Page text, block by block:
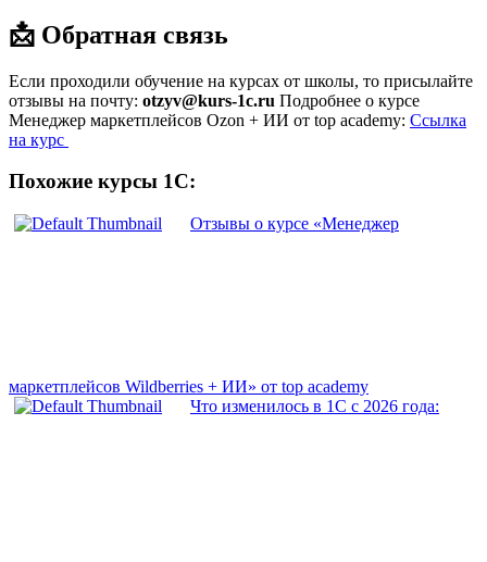
📩 Обратная связь
Если проходили обучение на курсах от школы, то присылайте
отзывы на почту: otzyv@kurs-1c.ru Подробнее о курсе
Менеджер маркетплейсов Ozon + ИИ от top academy: Ссылка
на курс
Похожие курсы 1С:
Отзывы о курсе «Менеджер
маркетплейсов Wildberries + ИИ» от top academy
Что изменилось в 1С с 2026 года: